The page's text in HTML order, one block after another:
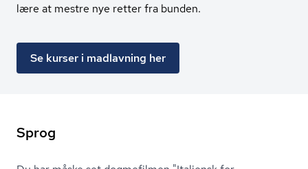
lære at mestre nye retter fra bunden.
Se kurser i madlavning her
Sprog